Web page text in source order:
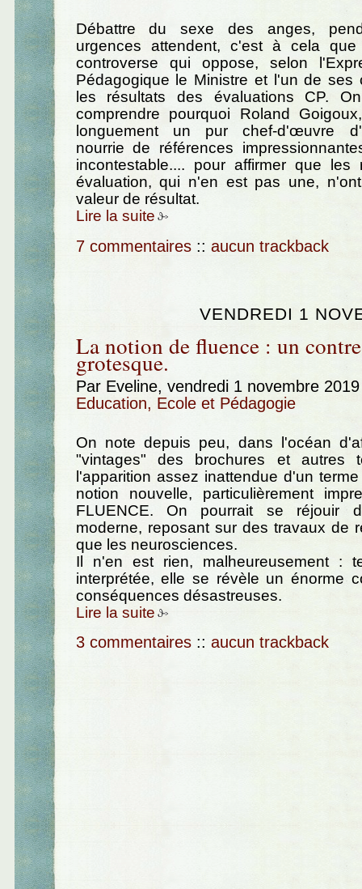
Débattre du sexe des anges,
urgences attendent, c'est à cela
controverse qui oppose, selon
Pédagogique le Ministre et l'un de ses
les résultats des évaluations CP.
comprendre pourquoi Roland
longuement un pur chef-d'œuvre
nourrie de références
incontestable.... pour affirmer que les
évaluation, qui n'en est pas une,
valeur de résultat.
Lire la suite
7 commentaires :: aucun trackback
VENDREDI 1
La notion de fluence : un
grotesque.
Par Eveline, vendredi 1 novembre
Education, Ecole et Pédagogie
On note depuis peu, dans l'océan
"vintages" des brochures et autres
l'apparition assez inattendue d'un
notion nouvelle, particulièrement
FLUENCE. On pourrait se réjouir
moderne, reposant sur des travaux de
que les neurosciences.
Il n'en est rien, malheureusement :
interprétée, elle se révèle un énorme
conséquences désastreuses.
Lire la suite
3 commentaires :: aucun trackback